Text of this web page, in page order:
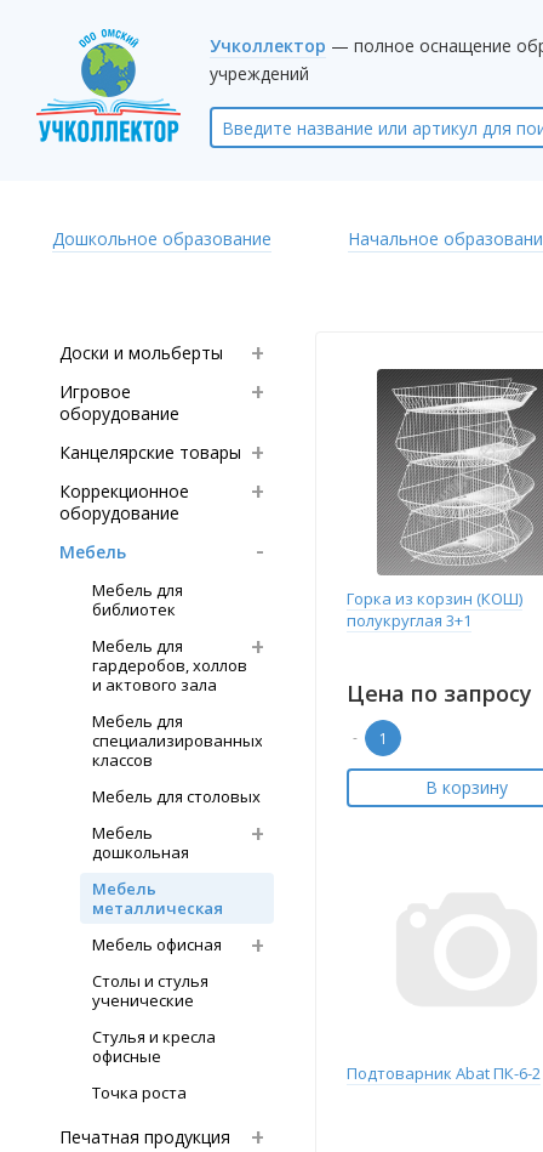
Учколлектор — полное оснащение
учреждений
Дошкольное образование Начальное
Доски и мольберты
Игровое
оборудование
Канцелярские товары
Коррекционное
оборудование
Мебель
Мебель для
библиотек
Мебель для
гардеробов, холлов
и актового зала
Мебель для
специализированных
классов
Мебель для столовых
Мебель
дошкольная
Мебель
металлическая
Мебель офисная
Столы и стулья
ученические
Стулья и кресла
офисные
Точка роста
Печатная продукция
Горка из корзин (КОШ)
полукруглая 3+1
Цена по запросу
-
В корзину
Подтоварник Abat ПК-6-2